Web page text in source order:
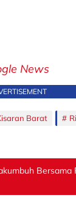
News
Barat